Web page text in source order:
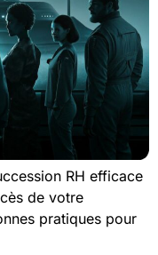
RH efficace
de votre
pratiques pour